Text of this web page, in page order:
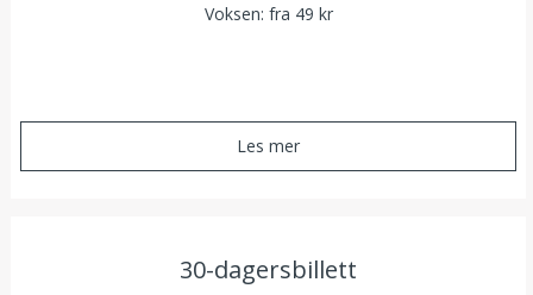
Voksen: fra 49 kr
Les mer
30-dagersbillett